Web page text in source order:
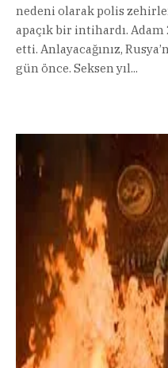
nedeni olarak polis
apaçık bir intihardı.
etti. Anlayacağınız,
gün önce. Seksen yıl...